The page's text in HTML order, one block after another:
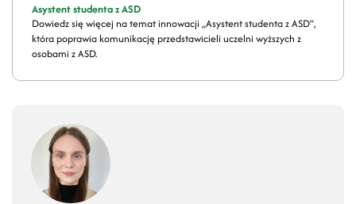
Asystent studenta z ASD
Dowiedz się więcej na temat innowacji „Asystent studenta z ASD”,
która poprawia komunikację przedstawicieli uczelni wyższych z
osobami z ASD.